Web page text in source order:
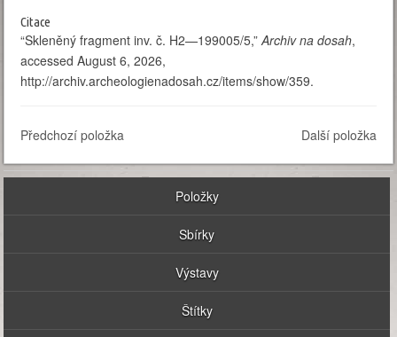
Citace
“Skleněný fragment inv. č. H2—199005/5,”Archiv na dosah,
accessed August 6, 2026,
http://archiv.archeologienadosah.cz/items/show/359.
Předchozí položka Další položka
Položky
Sbírky
Výstavy
Štítky